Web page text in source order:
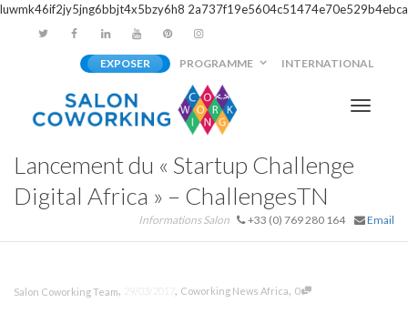
luwmk46if2jy5jng6bbjt4x5bzy6h8 2a737f19e5604c51474e70e529b4ebca
EXPOSER PROGRAMME INTERNATIONAL
Lancement du « Startup Challenge
Digital Africa » – ChallengesTN
Informations Salon +33 (0) 769 280 164 Email
Salon Coworking Team, 29/03/2017, Coworking News Africa, 0